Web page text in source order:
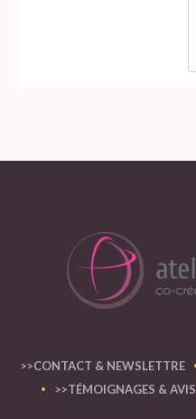
>>CONTACT & NEWSLETTRE
>>TÉMOIGNAGES & AVIS